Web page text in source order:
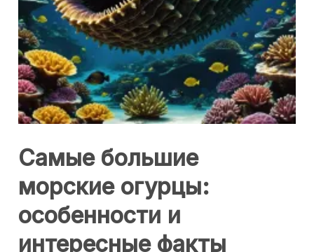
Самые большие
морские огурцы:
особенности и
интересные факты